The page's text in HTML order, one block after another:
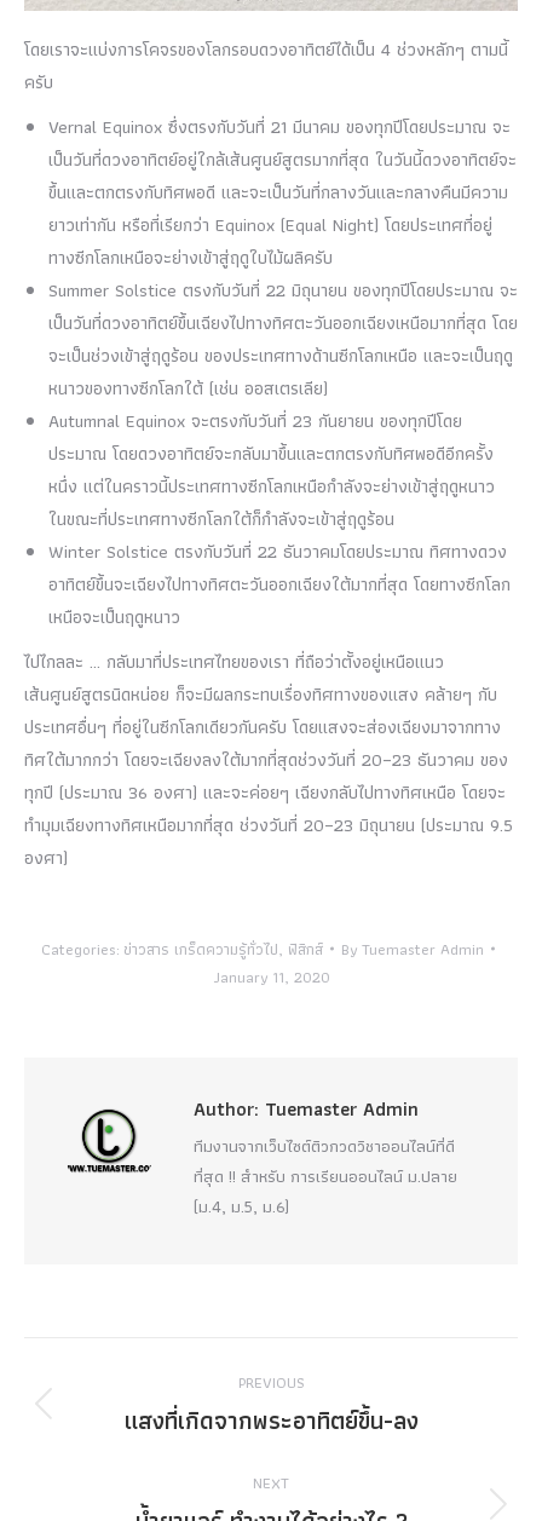
โดยเราจะแบ่งการโคจรของโลกรอบดวงอาทิตย์ได้เป็น 4 ช่วงหลักๆ ตามนี้
ครับ
Vernal Equinox ซึ่งตรงกับวันที่ 21 มีนาคม ของทุกปีโดยประมาณ จะ
เป็นวันที่ดวงอาทิตย์อยู่ใกล้เส้นศูนย์สูตรมากที่สุด ในวันนี้ดวงอาทิตย์จะ
ขึ้นและตกตรงกับทิศพอดี และจะเป็นวันที่กลางวันและกลางคืนมีความ
ยาวเท่ากัน หรือที่เรียกว่า Equinox (Equal Night) โดยประเทศที่อยู่
ทางซีกโลกเหนือจะย่างเข้าสู่ฤดูใบไม้ผลิครับ
Summer Solstice ตรงกับวันที่ 22 มิถุนายน ของทุกปีโดยประมาณ จะ
เป็นวันที่ดวงอาทิตย์ขึ้นเฉียงไปทางทิศตะวันออกเฉียงเหนือมากที่สุด โดย
จะเป็นช่วงเข้าสู่ฤดูร้อน ของประเทศทางด้านซีกโลกเหนือ และจะเป็นฤดู
หนาวของทางซีกโลกใต้ (เช่น ออสเตรเลีย)
Autumnal Equinox จะตรงกับวันที่ 23 กันยายน ของทุกปีโดย
ประมาณ โดยดวงอาทิตย์จะกลับมาขึ้นและตกตรงกับทิศพอดีอีกครั้ง
หนึ่ง แต่ในคราวนี้ประเทศทางซีกโลกเหนือกำลังจะย่างเข้าสู่ฤดูหนาว
ในขณะที่ประเทศทางซีกโลกใต้ก็กำลังจะเข้าสู่ฤดูร้อน
Winter Solstice ตรงกับวันที่ 22 ธันวาคมโดยประมาณ ทิศทางดวง
อาทิตย์ขึ้นจะเฉียงไปทางทิศตะวันออกเฉียงใต้มากที่สุด โดยทางซีกโลก
เหนือจะเป็นฤดูหนาว
ไปไกลละ … กลับมาที่ประเทศไทยของเรา ที่ถือว่าตั้งอยู่เหนือแนว
เส้นศูนย์สูตรนิดหน่อย ก็จะมีผลกระทบเรื่องทิศทางของแสง คล้ายๆ กับ
ประเทศอื่นๆ ที่อยู่ในซีกโลกเดียวกันครับ โดยแสงจะส่องเฉียงมาจากทาง
ทิศใต้มากกว่า โดยจะเฉียงลงใต้มากที่สุดช่วงวันที่ 20–23 ธันวาคม ของ
ทุกปี (ประมาณ 36 องศา) และจะค่อยๆ เฉียงกลับไปทางทิศเหนือ โดยจะ
ทำมุมเฉียงทางทิศเหนือมากที่สุด ช่วงวันที่ 20–23 มิถุนายน (ประมาณ 9.5
องศา)
Categories: ข่าวสาร เกร็ดความรู้ทั่วไป, ฟิสิกส์ ByTuemaster Admin
January 11, 2020
Author: Tuemaster Admin
ทีมงานจากเว็บไซต์ติวกวดวิชาออนไลน์ที่ดี
ที่สุด !! สำหรับ การเรียนออนไลน์ ม.ปลาย
(ม.4, ม.5, ม.6)
navigation
PREVIOUS
Previous
แสงที่เกิดจากพระอาทิตย์ขึ้น-ลง
NEXT